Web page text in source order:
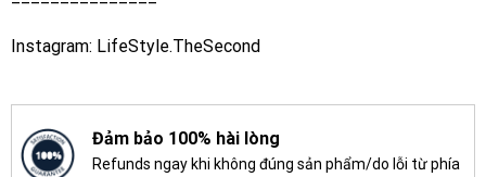
Instagram: LifeStyle.TheSecond
Đảm bảo 100% hài lòng
Refunds ngay khi không đúng sản phẩm/do lỗi từ phía